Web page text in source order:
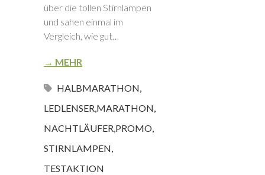
über die tollen Stirnlampen
und sahen einmal im
Vergleich, wie gut…
→ MEHR
HALBMARATHON,
LEDLENSER,MARATHON,
NACHTLÄUFER,PROMO,
STIRNLAMPEN,
TESTAKTION